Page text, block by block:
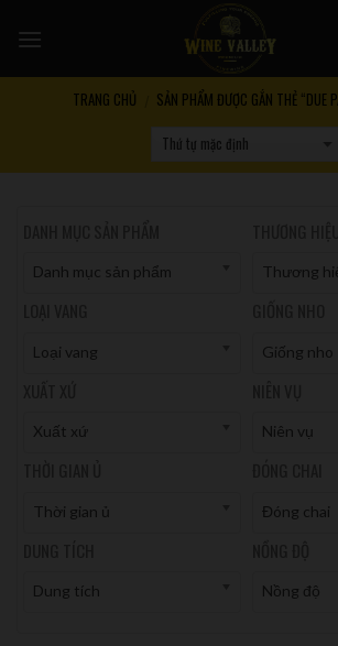
TRANG CHỦ SẢN PHẨM ĐƯỢC GẮN THẺ “DUE
Danh mục sản phẩm Thương
Loại vang Giống nho
Xuất xứ Niên vụ
Thời gian ủ Đóng chai
Dung tích Nồng độ